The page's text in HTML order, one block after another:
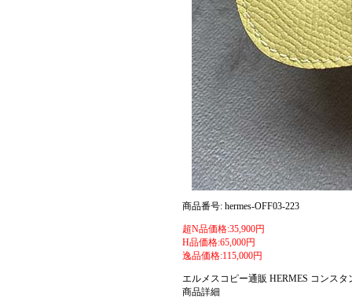
商品番号: hermes-OFF03-223
超N品価格:35,900円
H品価格:65,000円
逸品価格:115,000円
エルメスコピー通販 HERMES コン
商品詳細